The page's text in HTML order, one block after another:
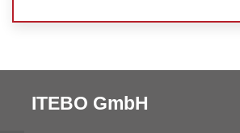
ITEBO GmbH